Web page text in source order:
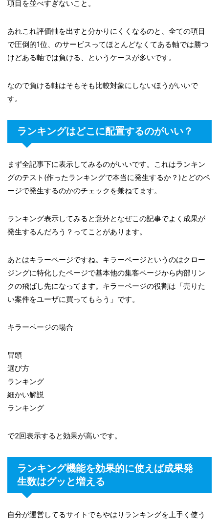
項目を並べすぎないこと。
あれこれ評価軸を出すと分かりにくくなるのと、全ての項目
で圧倒的1位、のサービスってほとんどなくてある軸では勝つ
けどある軸では負ける、というケースが多いです。
なので負ける軸はそもそも比較対象にしないほうがいいで
す。
ランキングはどこに配置するのがいい？
まず全記事下に表示してみるのがいいです。これはランキン
グのテスト(作ったランキングで本当に発生するか？)とどのペ
ージで発生するのかのチェックを兼ねてます。
ランキング表示してみると意外となぜこの記事でよく成果が
発生するんだろう？ってことがあります。
あとはキラーページですね。キラーページというのはクロー
ジングに特化したページで基本他の集客ページから内部リン
クの飛ばし先になってます。キラーページの役割は「売りた
い案件をユーザに買ってもらう」です。
キラーページの場合
冒頭
選び方
ランキング
細かい解説
ランキング
で2回表示すると効果が高いです。
ランキング機能を効果的に使えば成果発
生数はグッと増える
自分が運営してるサイトでもやはりランキングを上手く使う